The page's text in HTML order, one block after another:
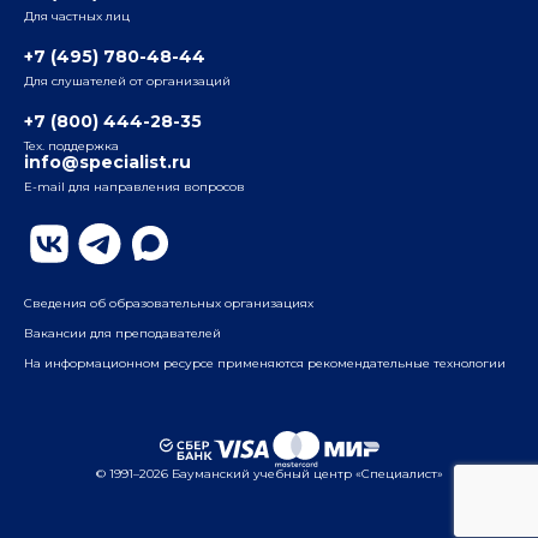
Радио
ул. Радио, д.24, корпус 1, 2-й подъезд, 2-й этаж
ул. Воронцовская, д. 35Б, корп.2, 5-й этаж
Бауманский
ул. Бауманская, д. 6, стр. 2, бизнес-центр «Виктория
Плаза», 4-й этаж
Для частных лиц
+7 (495) 780-48-44
Для слушателей от организаций
+7 (800) 444-28-35
Тех. поддержка
info@specialist.ru
E-mail для направления вопросов
Сведения об образовательных организациях
Вакансии для преподавателей
На информационном ресурсе применяются рекомендательные технологии
© 1991–2026 Бауманский учебный центр «Специалист»